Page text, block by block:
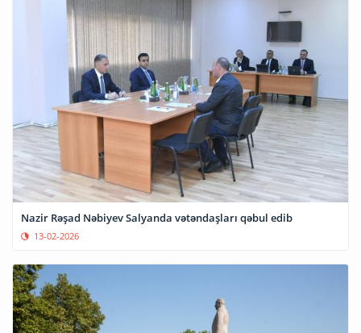
Nazir Rəşad Nəbiyev Salyanda vətəndaşları qəbul edib
13-02-2026